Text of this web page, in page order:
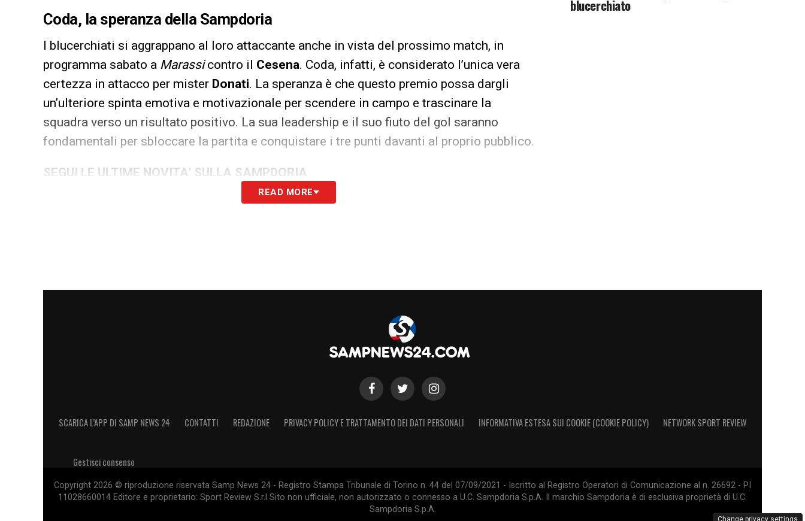
Coda, la speranza della Sampdoria
I blucerchiati si aggrappano al loro attaccante anche in vista del prossimo match, in
programma sabato a Marassicontro il Cesena. Coda, infatti, è considerato l’unica vera
certezza in attacco per mister Donati. La speranza è che questo premio possa dargli
un’ulteriore spinta emotiva e motivazionale per scendere in campo e trascinare la
squadra verso un risultato positivo. La sua leadership e il suo fiuto del gol saranno
fondamentali per sbloccare la partita e conquistare i tre punti davanti al proprio pubblico.
SEGUI LE ULTIME NOVITA’ SULLA SAMPDORIA
READ MORE
blucerchiato
SCARICA L’APP DI SAMP NEWS 24 CONTATTI REDAZIONE PRIVACY POLICY E TRATTAMENTO DEI DATI PERSONALI INFORMATIVA ESTESA SUI COOKIE (COOKIE POLICY) NETWORK SPORT REVIEW
Gestisci consenso
Copyright 2026 © riproduzione riservata Samp News 24 - Registro Stampa Tribunale di Torino n. 44 del 07/09/2021 - Iscritto al Registro Operatori di Comunicazione al n. 26692 - PI
11028660014 Editore e proprietario: Sport Review S.r.l Sito non ufficiale, non autorizzato o connesso a U.C. Sampdoria S.p.A. Il marchio Sampdoria è di esclusiva proprietà di U.C.
Sampdoria S.p.A.
Change privacy settings